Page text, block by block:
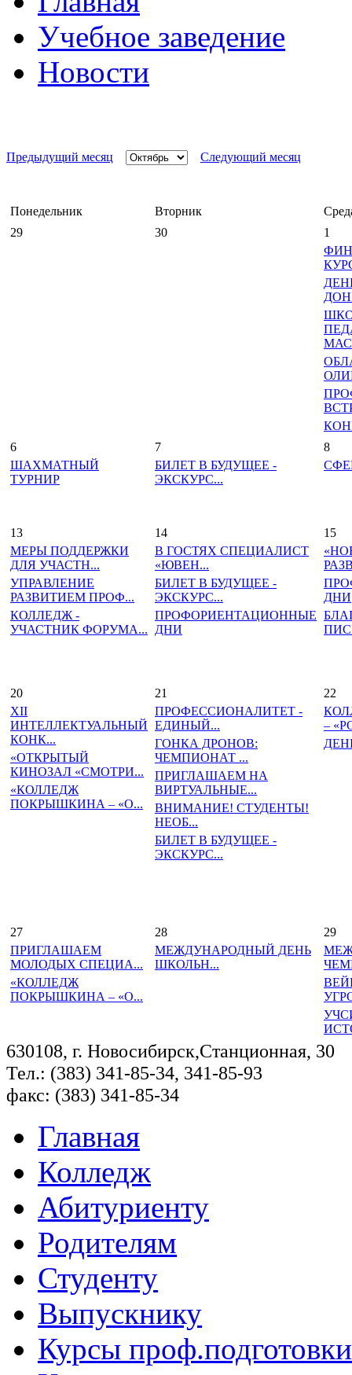
Учебное заведение
Новости
Предыдущий месяц Следующий месяц
Понедельник Вторник
29
30
1
6
ШАХМАТНЫЙ
ТУРНИР
7
БИЛЕТ В БУДУЩЕЕ -
ЭКСКУРС...
8
13
МЕРЫ ПОДДЕРЖКИ
ДЛЯ УЧАСТН...
УПРАВЛЕНИЕ
РАЗВИТИЕМ ПРОФ...
КОЛЛЕДЖ -
УЧАСТНИК ФОРУМА...
14
В ГОСТЯХ СПЕЦИАЛИСТ
«ЮВЕН...
БИЛЕТ В БУДУЩЕЕ -
ЭКСКУРС...
ПРОФОРИЕНТАЦИОННЫЕ
ДНИ
15
ДНИ
20
XII
ИНТЕЛЛЕКТУАЛЬНЫЙ
КОНК...
«ОТКРЫТЫЙ
КИНОЗАЛ «СМОТРИ...
«КОЛЛЕДЖ
ПОКРЫШКИНА – «О...
21
ПРОФЕССИОНАЛИТЕТ -
ЕДИНЫЙ...
ГОНКА ДРОНОВ:
ЧЕМПИОНАТ ...
ПРИГЛАШАЕМ НА
ВИРТУАЛЬНЫЕ...
ВНИМАНИЕ! СТУДЕНТЫ!
НЕОБ...
БИЛЕТ В БУДУЩЕЕ -
ЭКСКУРС...
22
–
27
ПРИГЛАШАЕМ
МОЛОДЫХ СПЕЦИА...
«КОЛЛЕДЖ
ПОКРЫШКИНА – «О...
28
МЕЖДУНАРОДНЫЙ ДЕНЬ
ШКОЛЬН...
29
630108, г. Новосибирск,Станционная, 30
Тел.: (383) 341-85-34, 341-85-93
факс: (383) 341-85-34
Главная
Колледж
Абитуриенту
Родителям
Студенту
Выпускнику
Курсы проф.подготовки